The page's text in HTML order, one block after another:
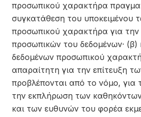
προσωπικού χαρακτήρα
συγκατάθεση του υποκειμένου
προσωπικού χαρακτήρα για την
προσωπικών του δεδομένων· (β)
δεδομένων προσωπικού
απαραίτητη για την επίτευξη
προβλέπονται από το νόμο, για
την εκπλήρωση των
και των ευθυνών του φορέα